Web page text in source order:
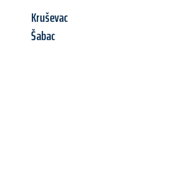
Kruševac
Šabac